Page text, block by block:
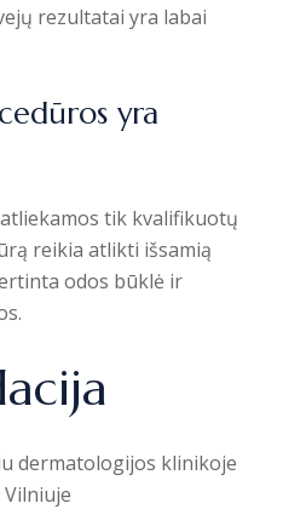
rezultatai yra labai
yra
tik kvalifikuotų
reikia atlikti išsamią
odos būklė ir
dermatologijos klinikoje